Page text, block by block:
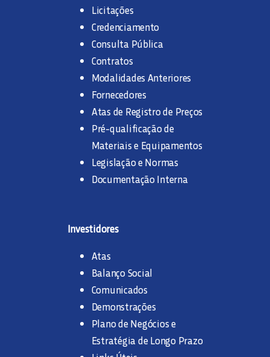
Licitações
Credenciamento
Consulta Pública
Contratos
Modalidades Anteriores
Fornecedores
Atas de Registro de Preços
Pré-qualificação de
Materiais e Equipamentos
Legislação e Normas
Documentação Interna
Investidores
Atas
Balanço Social
Comunicados
Demonstrações
Plano de Negócios e
Estratégia de Longo Prazo